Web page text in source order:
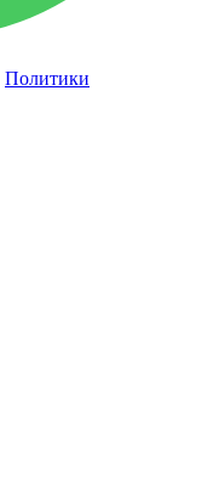
Политики